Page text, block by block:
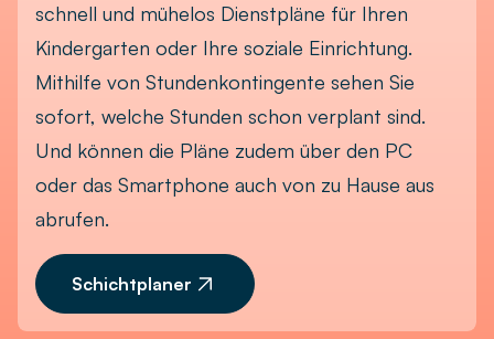
schnell und mühelos Dienstpläne für Ihren
Kindergarten oder Ihre soziale Einrichtung.
Mithilfe von Stundenkontingente sehen Sie
sofort, welche Stunden schon verplant sind.
Und können die Pläne zudem über den PC
oder das Smartphone auch von zu Hause aus
abrufen.
Schichtplaner